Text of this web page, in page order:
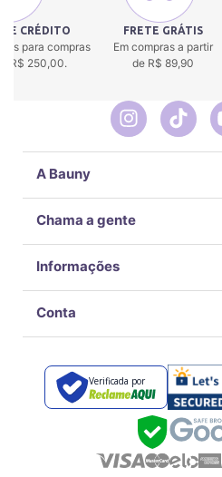
CRÉDITO
para compras
R$ 250,00.
FRETE GRÁTIS
Em compras a partir
de R$ 89,90
A Bauny
Chama a gente
Informações
Conta
Verificada por